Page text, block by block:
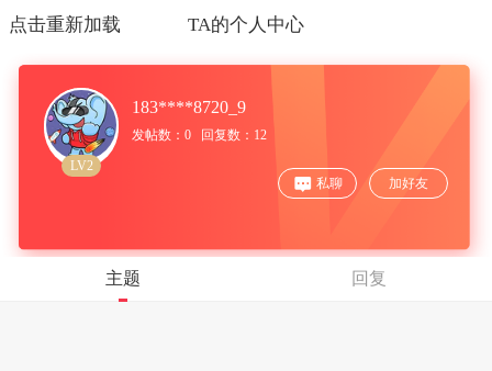
点击重新加载 TA的个人中心
LV2
183****8720_9
发帖数：0 回复数：12
私聊 加好友
主题 回复